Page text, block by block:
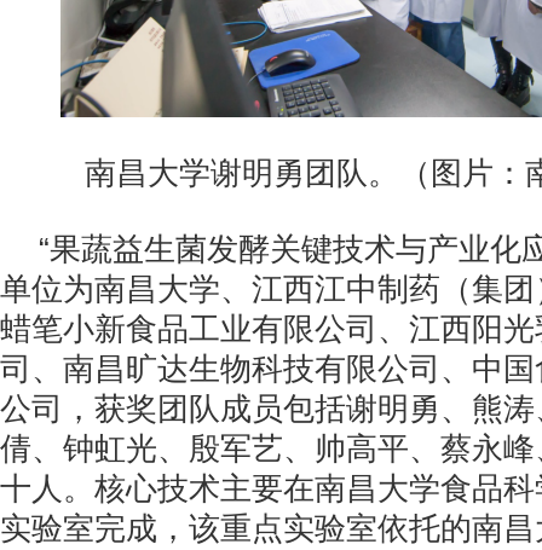
南昌大学谢明勇团队。（图片：
“果蔬益生菌发酵关键技术与产业化
单位为南昌大学、江西江中制药（集
蜡笔小新食品工业有限公司、江西阳
司、南昌旷达生物科技有限公司、中
公司，获奖团队成员包括谢明勇、熊
倩、钟虹光、殷军艺、帅高平、蔡永
十人。核心技术主要在南昌大学食品
实验室完成，该重点实验室依托的南